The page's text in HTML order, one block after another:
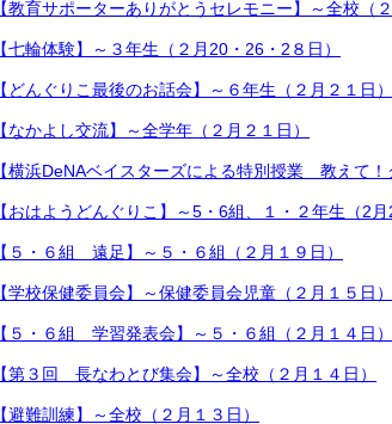
【教育サポーターありがとうセレモニー】～全校（２
【七輪体験】～３年生（２月20・26・2８日）
【どんぐりこ最後のお話会】～６年生（２月２１日）
【なかよし交流】～全学年（２月２１日）
【横浜DeNAベイスターズによる特別授業 教えて
【おはようどんぐりこ】～5・6組、１・２年生（2月
【５・６組 遠足】～５・６組（２月１９日）
【学校保健委員会】～保健委員会児童（２月１５日）
【５・６組 学習発表会】～５・６組（２月１４日）
【第３回 長なわとび集会】～全校（２月１４日）
【避難訓練】～全校（２月１３日）